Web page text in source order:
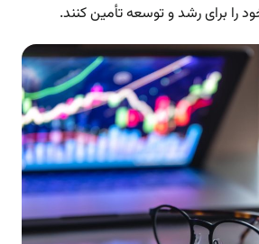
را برای رشد و توسعه تأمین کنند.